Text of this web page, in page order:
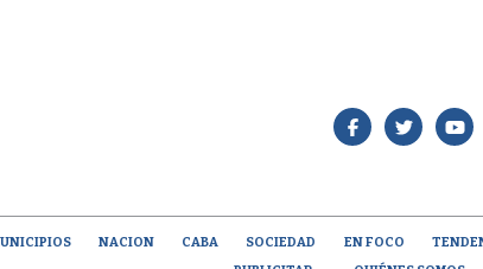
NACION CABA SOCIEDAD EN FOCO